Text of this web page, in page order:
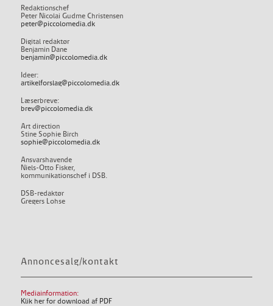
Redaktionschef
Peter Nicolai Gudme Christensen
peter@piccolomedia.dk
Digital redaktør
Benjamin Dane
benjamin@piccolomedia.dk
Ideer:
artikelforslag@piccolomedia.dk
Læserbreve:
brev@piccolomedia.dk
Art direction
Stine Sophie Birch
sophie@piccolomedia.dk
Ansvarshavende
Niels-Otto Fisker,
kommunikationschef i DSB.
DSB-redaktør
Gregers Lohse
Annoncesalg/kontakt
Mediainformation:
Klik her for download af PDF